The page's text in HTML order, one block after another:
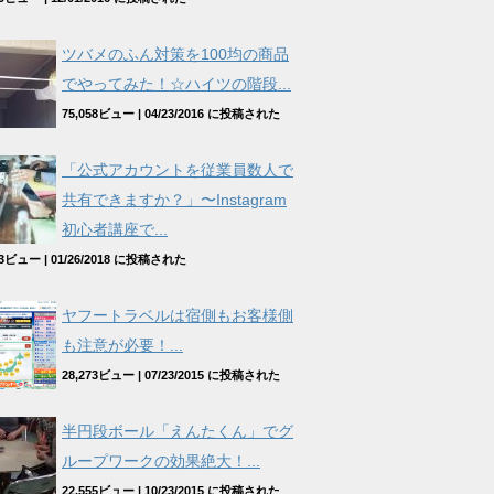
ツバメのふん対策を100均の商品
でやってみた！☆ハイツの階段...
75,058ビュー | 04/23/2016 に投稿された
「公式アカウントを従業員数人で
共有できますか？」〜Instagram
初心者講座で...
ビュー | 01/26/2018 に投稿された
ヤフートラベルは宿側もお客様側
も注意が必要！...
28,273ビュー | 07/23/2015 に投稿された
半円段ボール「えんたくん」でグ
ループワークの効果絶大！...
22,555ビュー | 10/23/2015 に投稿された